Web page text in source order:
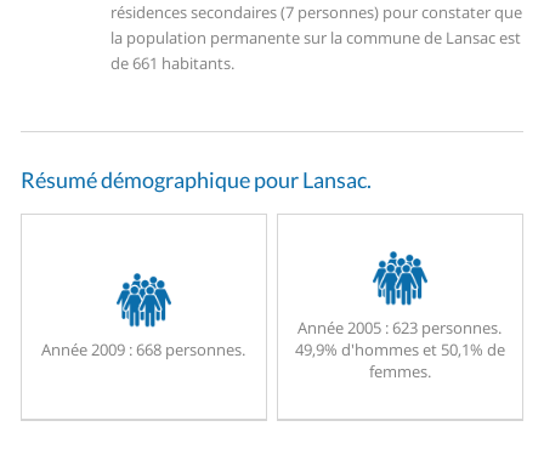
résidences secondaires (7 personnes) pour constater que
la population permanente sur la commune de Lansac est
de 661 habitants.
Résumé démographique pour Lansac.
Année 2009 :668 personnes.
Année 2005 :623 personnes.
49,9% d'hommes et 50,1% de
femmes.